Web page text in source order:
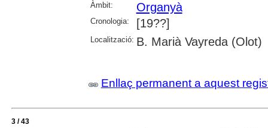
Àmbit:
Organyà
Cronologia: [19??]
Localització: B. Marià Vayreda (Olot)
Enllaç permanent a aquest
3 / 43